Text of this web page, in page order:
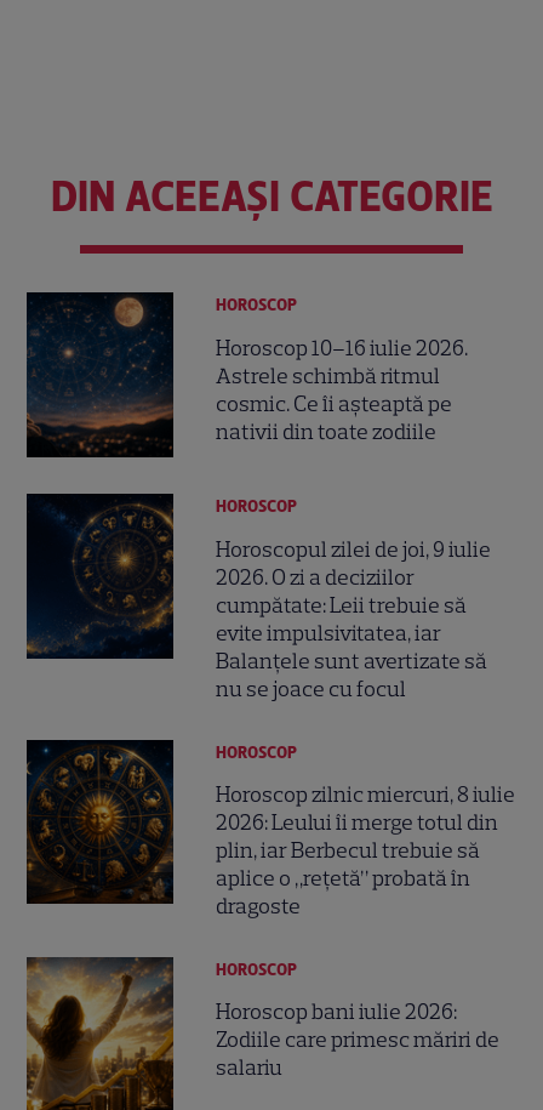
DIN ACEEAȘI CATEGORIE
HOROSCOP
Horoscop 10–16 iulie 2026.
Astrele schimbă ritmul
cosmic. Ce îi așteaptă pe
nativii din toate zodiile
HOROSCOP
Horoscopul zilei de joi, 9 iulie
2026. O zi a deciziilor
cumpătate: Leii trebuie să
evite impulsivitatea, iar
Balanțele sunt avertizate să
nu se joace cu focul
HOROSCOP
Horoscop zilnic miercuri, 8 iulie
2026: Leului îi merge totul din
plin, iar Berbecul trebuie să
aplice o „rețetă” probată în
dragoste
HOROSCOP
Horoscop bani iulie 2026:
Zodiile care primesc măriri de
salariu